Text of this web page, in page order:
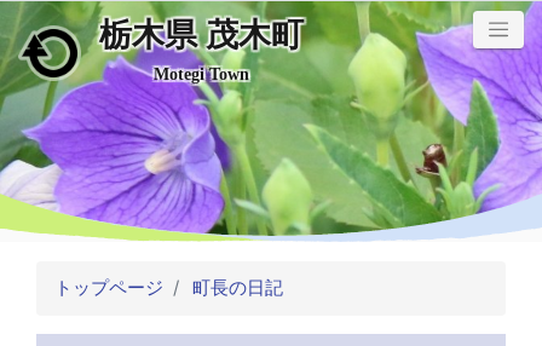
メインコンテンツにスキップ
栃木県 茂木町
Motegi Town
トップページ 町長の日記